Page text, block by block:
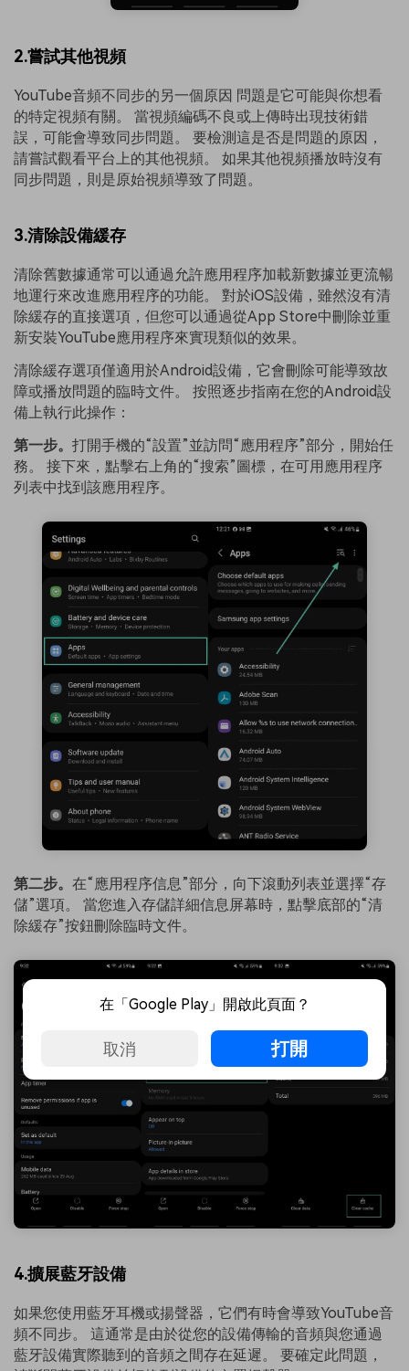
2.嘗試其他視頻
YouTube音頻不同步的另一個原因 問題是它可能與你想看
的特定視頻有關。 當視頻編碼不良或上傳時出現技術錯
誤，可能會導致同步問題。 要檢測這是否是問題的原因，
請嘗試觀看平台上的其他視頻。 如果其他視頻播放時沒有
同步問題，則是原始視頻導致了問題。
3.清除設備緩存
清除舊數據通常可以通過允許應用程序加載新數據並更流暢
地運行來改進應用程序的功能。 對於iOS設備，雖然沒有清
除緩存的直接選項，但您可以通過從App Store中刪除並重
新安裝YouTube應用程序來實現類似的效果。
清除緩存選項僅適用於Android設備，它會刪除可能導致故
障或播放問題的臨時文件。 按照逐步指南在您的Android設
備上執行此操作：
第一步。 打開手機的“設置”並訪問“應用程序”部分，開始任
務。 接下來，點擊右上角的“搜索”圖標，在可用應用程序
列表中找到該應用程序。
第二步。 在“應用程序信息”部分，向下滾動列表並選擇“存
儲”選項。 當您進入存儲詳細信息屏幕時，點擊底部的“清
除緩存”按鈕刪除臨時文件。
4.擴展藍牙設備
如果您使用藍牙耳機或揚聲器，它們有時會導致YouTube音
頻不同步。 這通常是由於從您的設備傳輸的音頻與您通過
藍牙設備實際聽到的音頻之間存在延遲。 要確定此問題，
在「Google Play」開啟此頁面？
取消 打開